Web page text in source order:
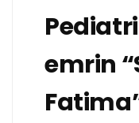
emrin